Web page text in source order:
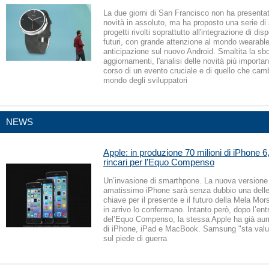
La due giorni di San Francisco non ha
novità in assoluto, ma ha proposto una serie di
progetti rivolti soprattutto all'integrazione di
futuri, con grande attenzione al mondo
anticipazione sul nuovo Android. Smaltita la
aggiornamenti, l'analisi delle novità più
corso di un evento cruciale e di quello che
mondo degli sviluppatori
NEWS
Apple: in produzione 70 milioni di iPhone
rincari per l’Equo Compenso
Un’invasione di smarthpone. La nuova
amatissimo iPhone sarà senza dubbio una
chiave per il presente e il futuro della Mela
in arrivo lo confermano. Intanto però, dopo
del’Equo Compenso, la stessa Apple ha già
di iPhone, iPad e MacBook. Samsung "sta
sul piede di guerra